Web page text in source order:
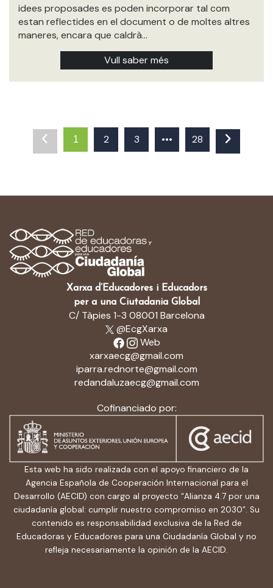
idees proposades es poden incorporar tal com
estan reflectides en el document o de moltes altres
maneres, encara que caldrà…
Vull saber més
1 2 3 ••• 28
Xarxa d’Educadores i Educadors
per a una Ciutadania Global
C/ Tàpies 1-3 08001 Barcelona
@EcgXarxa
Web
xarxaecg@gmail.com
iparra.rednorte@gmail.com
redandaluzaecg@gmail.com
Cofinanciado por:
Esta web ha sido realizada con el apoyo financiero de la
Agencia Española de Cooperación Internacional para el
Desarrollo (AECID) con cargo al proyecto “Alianza 4.7 por una
ciudadanía global: cumplir nuestro compromiso en 2030”. Su
contenido es responsabilidad exclusiva de la Red de
Educadoras y Educadores para una Ciudadanía Global y no
refleja necesariamente la opinión de la AECID.